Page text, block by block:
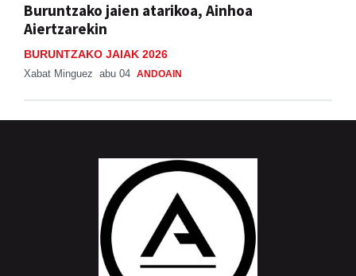
Buruntzako jaien atarikoa, Ainhoa
Aiertzarekin
BURUNTZAKO JAIAK 2026
Xabat Minguez abu 04 ANDOAIN